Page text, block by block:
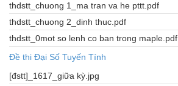
thdstt_chuong 1_ma tran va he pttt.pdf
thdstt_chuong 2_dinh thuc.pdf
thdstt_0mot so lenh co ban trong maple.pdf
Đề thi Đại Số Tuyến Tính
[đstt]_1617_giữa kỳ.jpg